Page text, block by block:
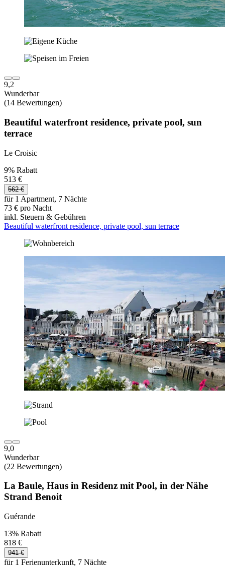
9,2
Wunderbar
(14 Bewertungen)
Beautiful waterfront residence, private pool, sun
terrace
Le Croisic
9% Rabatt
513 €
562 €
für 1 Apartment, 7 Nächte
73 € pro Nacht
inkl. Steuern & Gebühren
Beautiful waterfront residence, private pool, sun terrace
9,0
Wunderbar
(22 Bewertungen)
La Baule, Haus in Residenz mit Pool, in der Nähe
Strand Benoit
Guérande
13% Rabatt
818 €
941 €
für 1 Ferienunterkunft, 7 Nächte